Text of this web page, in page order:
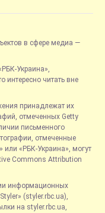
в сфере медиа —
Украина»,
интересно читать вне
принадлежат их
отмеченных Getty
письменного
отмеченные
или «РБК-Украина», могут
Commons Attribution
информационных
(styler.rbc.ua),
на styler.rbc.ua,